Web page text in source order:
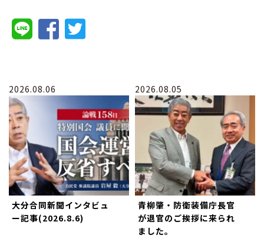
2026.08.06
大分合同新聞インタビュ
ー記事(2026.8.6)
2026.08.05
青柳肇・防衛装備庁長官
が退官のご挨拶に来られ
ました。